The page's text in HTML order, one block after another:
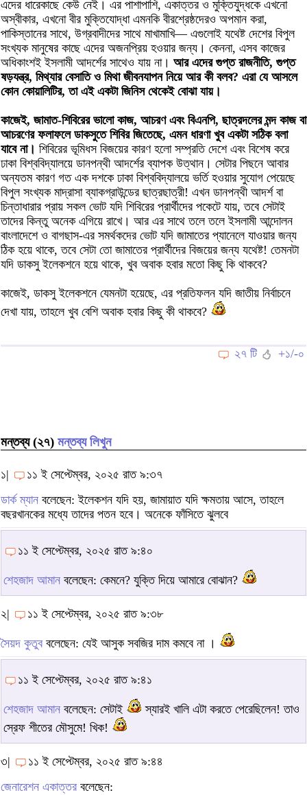
এদের ধারেকাছে কেউ নেই। এর পাশাপাশি, একাত্তর ও মুক্তিযুদ্ধকে এখনো
অস্বীকার, এখনো বীর মুক্তিযোদ্ধা এমনকি বীরশ্রেষ্ঠদেরও অপমান করা,
পাকিস্তানের সাথে, উগ্রবাদীদের সাথে মাখামাখি— এগুলোই যথেষ্ট দেশের বিপুল
সংখ্যক মানুষের কাছে এদের অজনপ্রিয় হওয়ার জন্য। কেননা, এসব কাজের
অধিকাংশই ইসলামী আদর্শের সাথেও যায় না। আর এদের গুপ্ত রাজনীতি, গুপ্ত
ষড়যন্ত্র, মিথ্যার বেসাতি ও মিথা জীবনযাপন নিয়ে আর কী বলব? এরা যে আসলে
কোন কোয়ালিটির, তা এই একটা জিনিস থেকেই বোঝা যায়।
কাজেই, জামাত-শিবিরের ভালো কাজ, আচরণ এবং বিএনপি, ছাত্রদলের মন্দ কাজ বা
আচরণের ফলাফলে ডাকসুতে শিবির জিতেছে, এমন ধারণা খুব একটা সঠিক বলা
যাবে না। শিবিরের ভূমিধস বিজয়ের কারণ হলো সম্প্রতি দেশে এবং বিশেষ করে
ঢাকা বিশ্ববিদ্যালয়ে ডানপন্থী আদর্শের ব্যাপক উত্থান। সেটার পিছনে আবার
অন্যতম কারণ গত এক দশকে ঢাকা বিশ্ববিদ্যালয়ে ভর্তি হওয়ার সুযোগ পেয়েছে
বিপুল সংখ্যক মাদ্রাসা ব্যাকগ্রাউন্ডের ছাত্রছাত্রী! এখন ডানপন্থী আদর্শ বা
চিন্তাধারার প্রায় সকল ভোট যদি শিবিরের প্রার্থীদের পকেটে যায়, তবে সেটাই
তাদের কিন্তু অনেক এগিয়ে রাখে। আর এর সাথে তলে তলে ইসলামী আন্দোলন
বাংলাদেশে ও বাগছাস-এর সমর্থকদের ভোট যদি জামাতের প্যানেলে যাওয়ার জন্য
ঠিক হয়ে থাকে, তবে সেটা তো জামাতের প্রার্থীদের বিজয়ের জন্য যথেষ্ট! তেমনটা
যদি ডাকসু ইলেকশনে হয়ে থাকে, খুব অবাক হবার মতো কিছু কি থাকবে?
কাজেই, ডাকসু ইলেকশনে যেমনটা হয়েছে, এর প্রতিফলন যদি জাতীয় নির্বাচনে
দেখা যায়, তাহলে খুব বেশি অবাক হবার কিছু কী থাকবে?
২৭ টি +১/-০
মন্তব্য (২৭) মন্তব্য লিখুন
১|
১১ ই সেপ্টেম্বর, ২০২৫ রাত ৯:৩৭
ডার্ক ম্যান বলেছেন: ইলেকশন যদি হয়, জামায়াত যদি ক্ষমতায় আসে, তাহলে
বছরখানকের মধ্যে তাদের পতন হবে। অনেকে ফাঁসিতে ঝুলবে
১১ ই সেপ্টেম্বর, ২০২৫ রাত ৯:৪০
শেহজাদ আমান বলেছেন: কেমনে? যুক্তি দিয়ে আমারে বোঝান?
২| ১১ ই সেপ্টেম্বর, ২০২৫ রাত ৯:৩৮
সৈয়দ কুতুব বলেছেন: যেই আসুক সবজির দাম কমবে না ।
১১ ই সেপ্টেম্বর, ২০২৫ রাত ৯:৪১
শেহজাদ আমান বলেছেন: সেটাই
স্যারই খালি এটা করতে পেরেছিলেন! তাও
স্রেফ শীতের মৌসুমে! খিক!
৩|
১১ ই সেপ্টেম্বর, ২০২৫ রাত ৯:৪৪
জেনারেশন একাত্তর বলেছেন: